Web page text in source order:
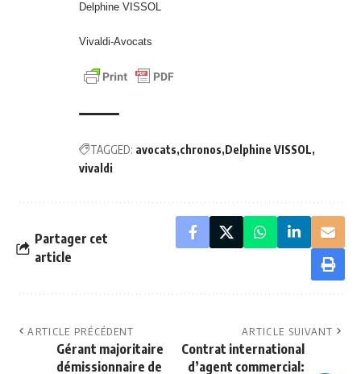
Delphine VISSOL
Vivaldi-Avocats
TAGGED: avocats chronos Delphine VISSOL
vivaldi
Partager cet
article
ARTICLE PRÉCÉDENT
Gérant majoritaire
démissionnaire de
ARTICLE SUIVANT
Contrat international
d’agent commercial: